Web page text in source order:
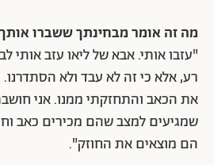
מה זה אומר מבחינתך ששברו
"עזבו אותי. אבא של ליאו עזב אותי
רע, אלא כי זה לא עבד ולא
את הכאב והתחזקתי ממנו. אני
שמגיעים למצב שהם מכירים כאב
הם מוצאים את החוזק".